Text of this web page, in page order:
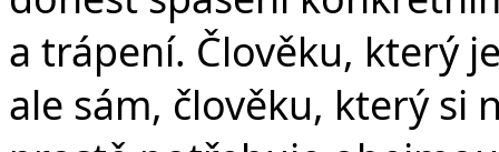
a trápení. Člověku, který
ale sám, člověku, který si